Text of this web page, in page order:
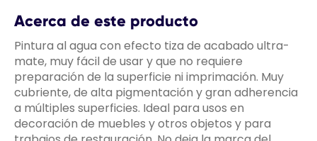
Acerca de este producto
Pintura al agua con efecto tiza de acabado ultra-
mate, muy fácil de usar y que no requiere
preparación de la superficie ni imprimación. Muy
cubriente, de alta pigmentación y gran adherencia
a múltiples superficies. Ideal para usos en
decoración de muebles y otros objetos y para